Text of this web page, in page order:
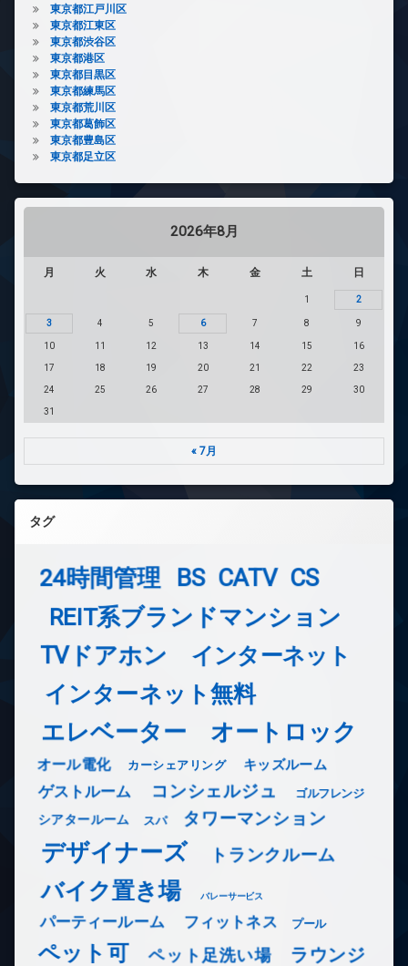
東京都江戸川区
東京都江東区
東京都渋谷区
東京都港区
東京都目黒区
東京都練馬区
東京都荒川区
東京都葛飾区
東京都豊島区
東京都足立区
2026年8月
月 火 水 木 金 土 日
1 2
3 4 5 6 7 8 9
10 11 12 13 14 15 16
17 18 19 20 21 22 23
24 25 26 27 28 29 30
31
« 7月
タグ
24時間管理 BS CATV CS
REIT系ブランドマンション
TVドアホン インターネット
インターネット無料
エレベーター オートロック
オール電化 カーシェアリング キッズルーム
ゲストルーム コンシェルジュ ゴルフレンジ
シアタールーム スパ タワーマンション
デザイナーズ トランクルーム
バイク置き場 バレーサービス
パーティールーム フィットネス プール
ペット可 ペット足洗い場 ラウンジ